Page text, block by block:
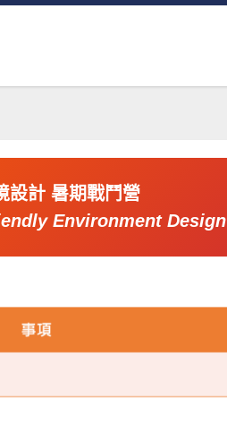
設計 暑期戰鬥營
Environment Design